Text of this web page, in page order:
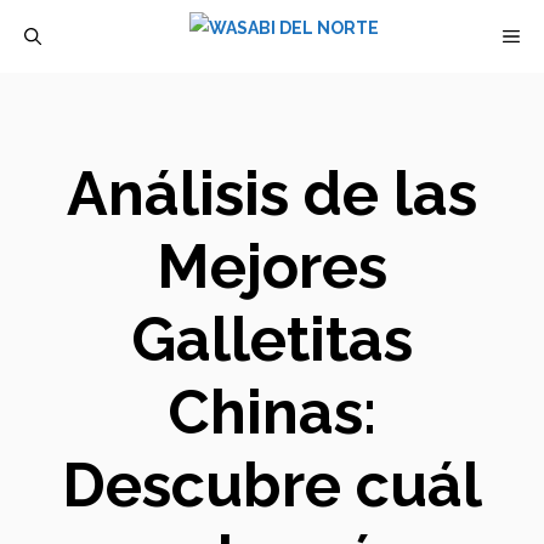
Análisis de las
Mejores
Galletitas
Chinas:
Descubre cuál